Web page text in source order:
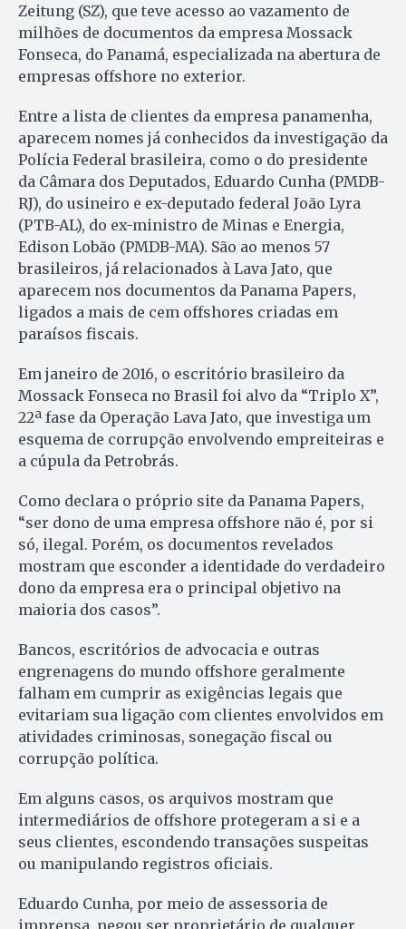
Zeitung (SZ), que teve acesso ao vazamento de
milhões de documentos da empresa Mossack
Fonseca, do Panamá, especializada na abertura de
empresas offshore no exterior.
Entre a lista de clientes da empresa panamenha,
aparecem nomes já conhecidos da investigação da
Polícia Federal brasileira, como o do presidente
da Câmara dos Deputados, Eduardo Cunha (PMDB-
RJ), do usineiro e ex-deputado federal João Lyra
(PTB-AL), do ex-ministro de Minas e Energia,
Edison Lobão (PMDB-MA). São ao menos 57
brasileiros, já relacionados à Lava Jato, que
aparecem nos documentos da Panama Papers,
ligados a mais de cem offshores criadas em
paraísos fiscais.
Em janeiro de 2016, o escritório brasileiro da
Mossack Fonseca no Brasil foi alvo da “Triplo X”,
22ª fase da Operação Lava Jato, que investiga um
esquema de corrupção envolvendo empreiteiras e
a cúpula da Petrobrás.
Como declara o próprio site da Panama Papers,
“ser dono de uma empresa offshore não é, por si
só, ilegal. Porém, os documentos revelados
mostram que esconder a identidade do verdadeiro
dono da empresa era o principal objetivo na
maioria dos casos”.
Bancos, escritórios de advocacia e outras
engrenagens do mundo offshore geralmente
falham em cumprir as exigências legais que
evitariam sua ligação com clientes envolvidos em
atividades criminosas, sonegação fiscal ou
corrupção política.
Em alguns casos, os arquivos mostram que
intermediários de offshore protegeram a si e a
seus clientes, escondendo transações suspeitas
ou manipulando registros oficiais.
Eduardo Cunha, por meio de assessoria de
imprensa, negou ser proprietário de qualquer